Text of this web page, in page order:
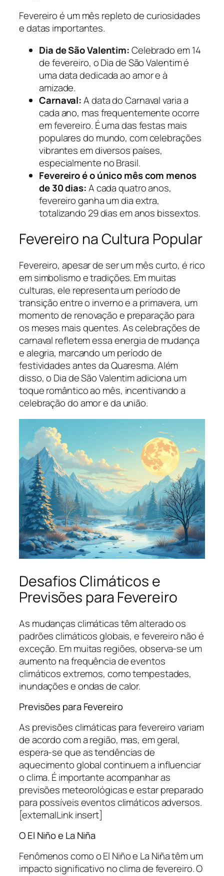
Fevereiro é um mês repleto de curiosidades
e datas importantes.
Dia de São Valentim:Celebrado em 14
de fevereiro, o Dia de São Valentim é
uma data dedicada ao amor e à
amizade.
Carnaval:A data do Carnaval varia a
cada ano, mas frequentemente ocorre
em fevereiro. É uma das festas mais
populares do mundo, com celebrações
vibrantes em diversos países,
especialmente no Brasil.
Fevereiro é o único mês com menos
de 30 dias:A cada quatro anos,
fevereiro ganha um dia extra,
totalizando 29 dias em anos bissextos.
Fevereiro na Cultura Popular
Fevereiro, apesar de ser um mês curto, é rico
em simbolismo e tradições. Em muitas
culturas, ele representa um período de
transição entre o inverno e a primavera, um
momento de renovação e preparação para
os meses mais quentes. As celebrações de
carnaval refletem essa energia de mudança
e alegria, marcando um período de
festividades antes da Quaresma. Além
disso, o Dia de São Valentim adiciona um
toque romântico ao mês, incentivando a
celebração do amor e da união.
Desafios Climáticos e
Previsões para Fevereiro
As mudanças climáticas têm alterado os
padrões climáticos globais, e fevereiro não é
exceção. Em muitas regiões, observa-se um
aumento na frequência de eventos
climáticos extremos, como tempestades,
inundações e ondas de calor.
Previsões para Fevereiro
As previsões climáticas para fevereiro variam
de acordo com a região, mas, em geral,
espera-se que as tendências de
aquecimento global continuem a influenciar
o clima. É importante acompanhar as
previsões meteorológicas e estar preparado
para possíveis eventos climáticos adversos.
[externalLink insert]
O El Niño e La Niña
Fenômenos como o El Niño e La Niña têm um
impacto significativo no clima de fevereiro. O